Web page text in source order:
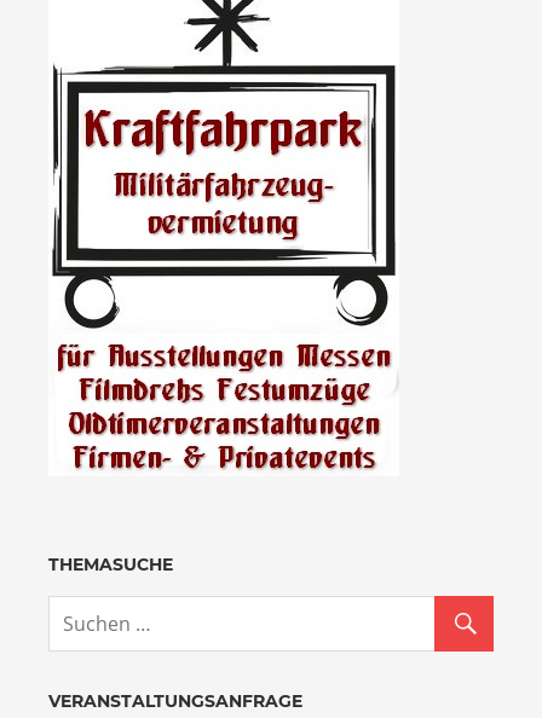
THEMASUCHE
VERANSTALTUNGSANFRAGE